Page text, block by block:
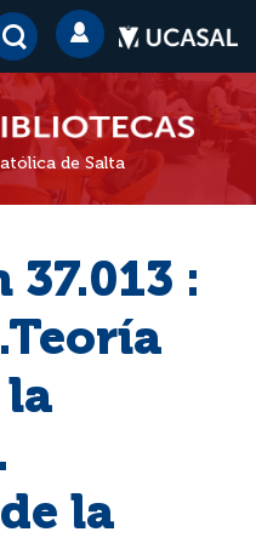
de Salta
:
la
la